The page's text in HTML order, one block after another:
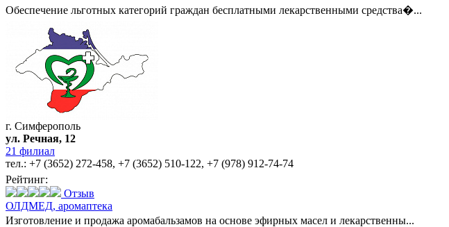
Обеспечение льготных категорий граждан бесплатными лекарственными средства�...
г. Симферополь
ул. Речная, 12
21 филиал
тел.: +7 (3652) 272-458, +7 (3652) 510-122, +7 (978) 912-74-74
Рейтинг:
Отзыв
ОЛДМЕД, аромаптека
Изготовление и продажа аромабальзамов на основе эфирных масел и лекарственны...